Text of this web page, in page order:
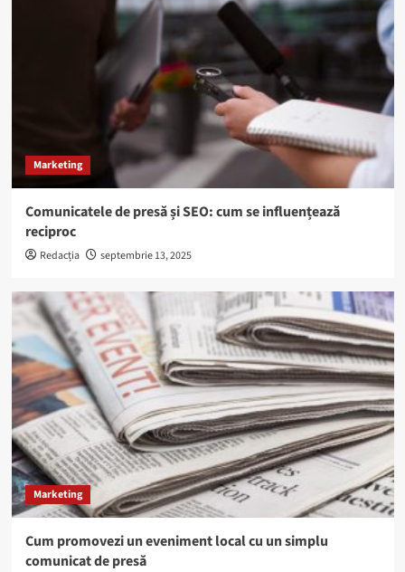
Marketing
Comunicatele de presă și SEO: cum se influențează
reciproc
Redacția septembrie 13, 2025
Marketing
Cum promovezi un eveniment local cu un simplu
comunicat de presă